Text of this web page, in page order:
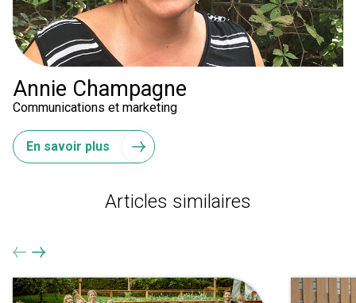
Annie Champagne
Communications et marketing
En savoir plus
Articles similaires